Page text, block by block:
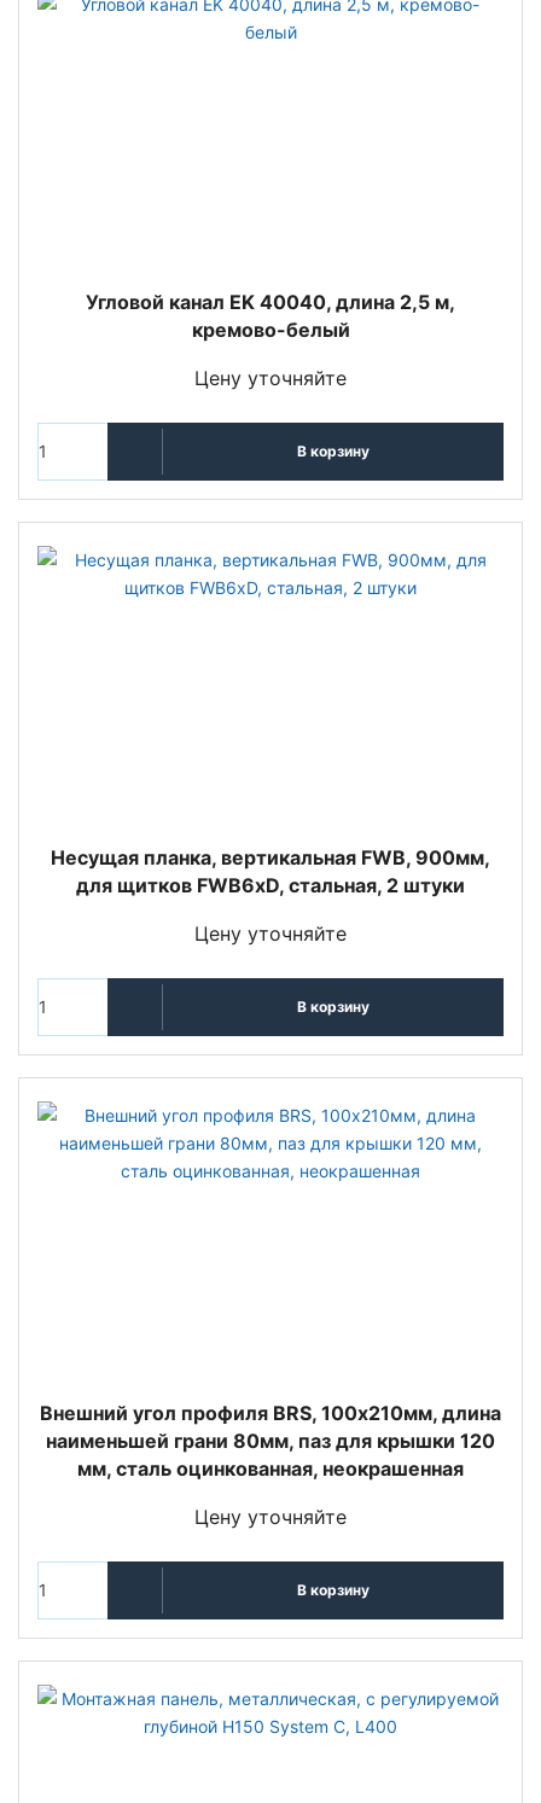
Угловой канал EK 40040, длина 2,5 м,
кремово-белый
Цену уточняйте
В корзину
Несущая планка, вертикальная FWB, 900мм,
для щитков FWB6xD, стальная, 2 штуки
Цену уточняйте
В корзину
Внешний угол профиля BRS, 100х210мм, длина
наименьшей грани 80мм, паз для крышки 120
мм, сталь оцинкованная, неокрашенная
Цену уточняйте
В корзину